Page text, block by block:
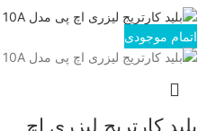
اتمام موجودی
بلید کارتریج لیزری اچ